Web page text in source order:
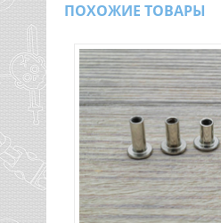
ПОХОЖИЕ ТОВАРЫ